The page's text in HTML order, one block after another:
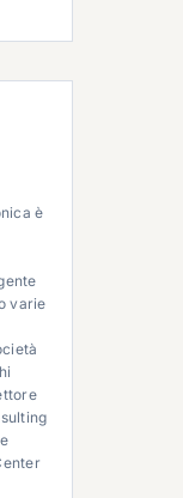
è
varie